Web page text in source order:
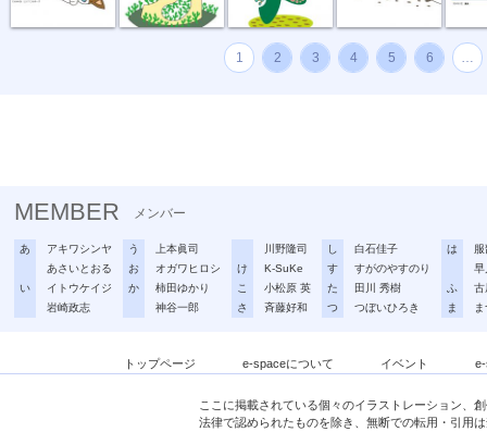
1 2 3 4 5 6 …
MEMBER メンバー
あ
アキワシンヤ
あさいとおる
い
イトウケイジ
岩崎政志
う
上本眞司
お
オガワヒロシ
か
柿田ゆかり
神谷一郎
川野隆司
け
K-SuKe
こ
小松原 英
さ
斉藤好和
し
白石佳子
す
すがのやすのり
た
田川 秀樹
つ
つぼいひろき
は
早
ふ
古
ま
トップページ e-spaceについて イベント
ここに掲載されている個々のイラストレーション、
法律で認められたものを除き、無断での転用・引用